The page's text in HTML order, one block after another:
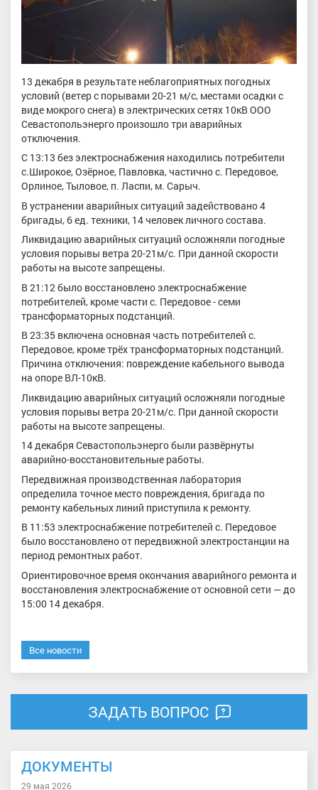
13 декабря в результате неблагоприятных погодных
условий (ветер с порывами 20-21 м/с, местами осадки с
виде мокрого снега) в электрических сетях 10кВ ООО
Севастопольэнерго произошло три аварийных
отключения.
С 13:13 без электроснабжения находились потребители
с.Широкое, Озёрное, Павловка, частично с. Передовое,
Орлиное, Тыловое, п. Ласпи, м. Сарыч.
В устранении аварийных ситуаций задействовано 4
бригады, 6 ед. техники, 14 человек личного состава.
Ликвидацию аварийных ситуаций осложняли погодные
условия порывы ветра 20-21м/с. При данной скорости
работы на высоте запрещены.
В 21:12 было восстановлено электроснабжение
потребителей, кроме части с. Передовое - семи
трансформаторных подстанций.
В 23:35 включена основная часть потребителей с.
Передовое, кроме трёх трансформаторных подстанций.
Причина отключения: повреждение кабельного вывода
на опоре ВЛ-10кВ.
Ликвидацию аварийных ситуаций осложняли погодные
условия порывы ветра 20-21м/с. При данной скорости
работы на высоте запрещены.
14 декабря Севастопольэнерго были развёрнуты
аварийно-восстановительные работы.
Передвижная производственная лаборатория
определила точное место повреждения, бригада по
ремонту кабельных линий приступила к ремонту.
В 11:53 электроснабжение потребителей с. Передовое
было восстановлено от передвижной электростанции на
период ремонтных работ.
Ориентировочное время окончания аварийного ремонта и
восстановления электроснабжение от основной сети — до
15:00 14 декабря.
Все новости
ЗАДАТЬ ВОПРОС
ДОКУМЕНТЫ
29 мая 2026